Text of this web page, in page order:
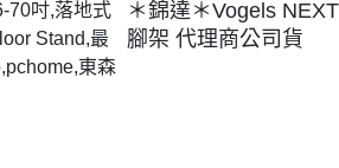
｜菲雪品克▹Shark Ninja
▹吸塵器配件
立智慧鎖
▹MAGIMIX｜法國食物處理機
▹Sodastram｜氣泡水機
＊錦達＊Vogels
腳架 代理商公司貨